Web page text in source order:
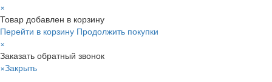
×
Товар добавлен в корзину
Перейти в корзину Продолжить покупки
×
Заказать обратный звонок
×Закрыть